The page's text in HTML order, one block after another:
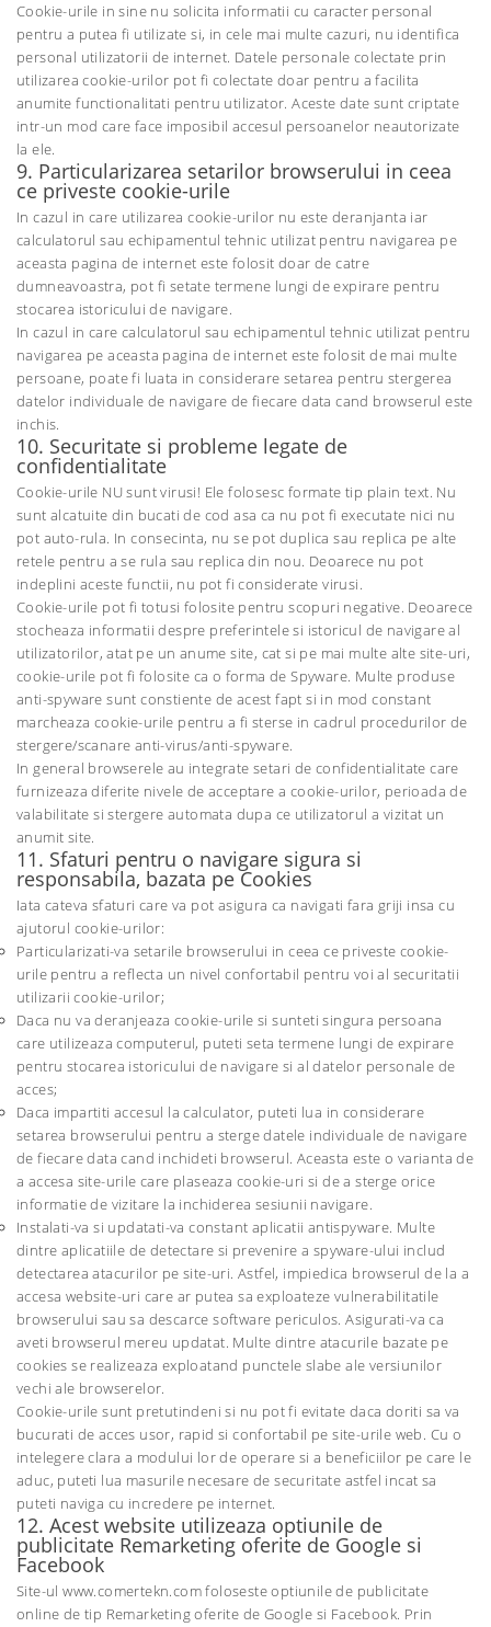
Cookie-urile in sine nu solicita informatii cu caracter personal
pentru a putea fi utilizate si, in cele mai multe cazuri, nu identifica
personal utilizatorii de internet. Datele personale colectate prin
utilizarea cookie-urilor pot fi colectate doar pentru a facilita
anumite functionalitati pentru utilizator. Aceste date sunt criptate
intr-un mod care face imposibil accesul persoanelor neautorizate
la ele.
9. Particularizarea setarilor browserului in ceea
ce priveste cookie-urile
In cazul in care utilizarea cookie-urilor nu este deranjanta iar
calculatorul sau echipamentul tehnic utilizat pentru navigarea pe
aceasta pagina de internet este folosit doar de catre
dumneavoastra, pot fi setate termene lungi de expirare pentru
stocarea istoricului de navigare.
In cazul in care calculatorul sau echipamentul tehnic utilizat pentru
navigarea pe aceasta pagina de internet este folosit de mai multe
persoane, poate fi luata in considerare setarea pentru stergerea
datelor individuale de navigare de fiecare data cand browserul este
inchis.
10. Securitate si probleme legate de
confidentialitate
Cookie-urile NU sunt virusi! Ele folosesc formate tip plain text. Nu
sunt alcatuite din bucati de cod asa ca nu pot fi executate nici nu
pot auto-rula. In consecinta, nu se pot duplica sau replica pe alte
retele pentru a se rula sau replica din nou. Deoarece nu pot
indeplini aceste functii, nu pot fi considerate virusi.
Cookie-urile pot fi totusi folosite pentru scopuri negative. Deoarece
stocheaza informatii despre preferintele si istoricul de navigare al
utilizatorilor, atat pe un anume site, cat si pe mai multe alte site-uri,
cookie-urile pot fi folosite ca o forma de Spyware. Multe produse
anti-spyware sunt constiente de acest fapt si in mod constant
marcheaza cookie-urile pentru a fi sterse in cadrul procedurilor de
stergere/scanare anti-virus/anti-spyware.
In general browserele au integrate setari de confidentialitate care
furnizeaza diferite nivele de acceptare a cookie-urilor, perioada de
valabilitate si stergere automata dupa ce utilizatorul a vizitat un
anumit site.
11. Sfaturi pentru o navigare sigura si
responsabila, bazata pe Cookies
Iata cateva sfaturi care va pot asigura ca navigati fara griji insa cu
ajutorul cookie-urilor:
Particularizati-va setarile browserului in ceea ce priveste cookie-
urile pentru a reflecta un nivel confortabil pentru voi al securitatii
utilizarii cookie-urilor;
Daca nu va deranjeaza cookie-urile si sunteti singura persoana
care utilizeaza computerul, puteti seta termene lungi de expirare
pentru stocarea istoricului de navigare si al datelor personale de
acces;
Daca impartiti accesul la calculator, puteti lua in considerare
setarea browserului pentru a sterge datele individuale de navigare
de fiecare data cand inchideti browserul. Aceasta este o varianta de
a accesa site-urile care plaseaza cookie-uri si de a sterge orice
informatie de vizitare la inchiderea sesiunii navigare.
Instalati-va si updatati-va constant aplicatii antispyware. Multe
dintre aplicatiile de detectare si prevenire a spyware-ului includ
detectarea atacurilor pe site-uri. Astfel, impiedica browserul de la a
accesa website-uri care ar putea sa exploateze vulnerabilitatile
browserului sau sa descarce software periculos. Asigurati-va ca
aveti browserul mereu updatat. Multe dintre atacurile bazate pe
cookies se realizeaza exploatand punctele slabe ale versiunilor
vechi ale browserelor.
Cookie-urile sunt pretutindeni si nu pot fi evitate daca doriti sa va
bucurati de acces usor, rapid si confortabil pe site-urile web. Cu o
intelegere clara a modului lor de operare si a beneficiilor pe care le
aduc, puteti lua masurile necesare de securitate astfel incat sa
puteti naviga cu incredere pe internet.
12. Acest website utilizeaza optiunile de
publicitate Remarketing oferite de Google si
Facebook
Site-ul www.comertekn.com foloseste optiunile de publicitate
online de tip Remarketing oferite de Google si Facebook. Prin